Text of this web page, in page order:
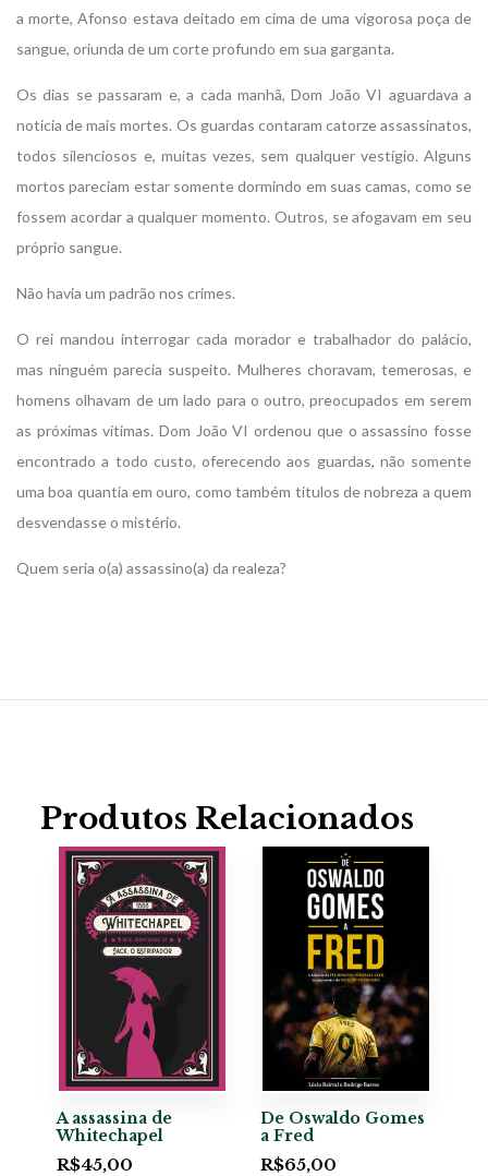
a morte, Afonso estava deitado em cima de uma vigorosa poça de
sangue, oriunda de um corte profundo em sua garganta.
Os dias se passaram e, a cada manhã, Dom João VI aguardava a
notícia de mais mortes. Os guardas contaram catorze assassinatos,
todos silenciosos e, muitas vezes, sem qualquer vestígio. Alguns
mortos pareciam estar somente dormindo em suas camas, como se
fossem acordar a qualquer momento. Outros, se afogavam em seu
próprio sangue.
Não havia um padrão nos crimes.
O rei mandou interrogar cada morador e trabalhador do palácio,
mas ninguém parecia suspeito. Mulheres choravam, temerosas, e
homens olhavam de um lado para o outro, preocupados em serem
as próximas vítimas. Dom João VI ordenou que o assassino fosse
encontrado a todo custo, oferecendo aos guardas, não somente
uma boa quantia em ouro, como também títulos de nobreza a quem
desvendasse o mistério.
Quem seria o(a) assassino(a) da realeza?
Produtos Relacionados
A assassina de
Whitechapel
R$45,00
De Oswaldo Gomes
a Fred
R$65,00